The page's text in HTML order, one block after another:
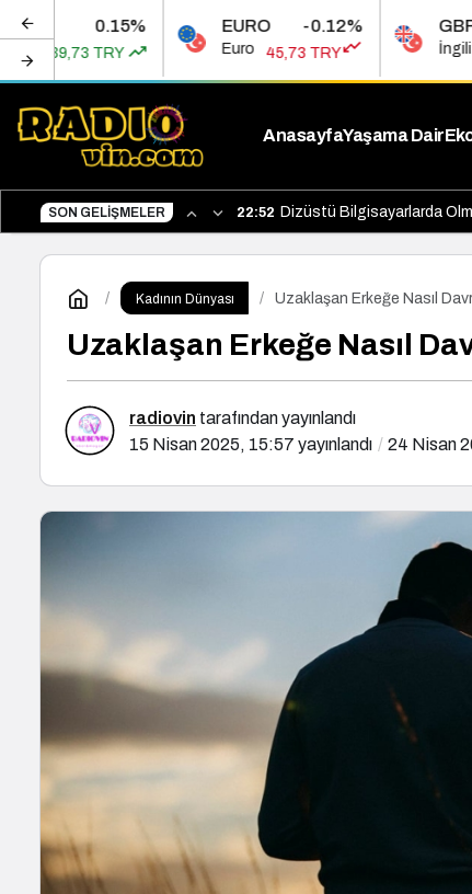
EURO -0.12%
Euro 45,73 TRY
GBP
İngiliz Sterlini
AnasayfaYaşama Dair
SON GELIŞMELER 22:52 Dizüstü Bilgisayarlarda
Kadının Dünyası Uzaklaşan Erkeğe Nasıl
Uzaklaşan Erkeğe Nasıl
radiovin tarafından yayınlandı
15 Nisan 2025, 15:57 yayınlandı 24 Nisan